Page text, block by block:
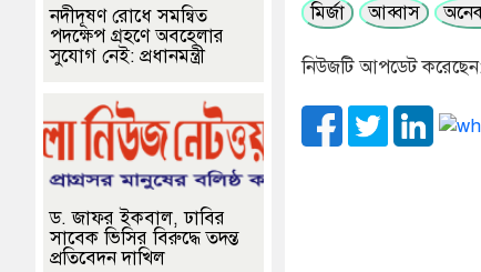
মির্জা
আব্বাস
নিউজটি আপডেট
নদীদূষণ রোধে সমন্বিত
পদক্ষেপ গ্রহণে অবহেলার
সুযোগ নেই: প্রধানমন্ত্রী
ড. জাফর ইকবাল, ঢাবির
সাবেক ভিসির বিরুদ্ধে তদন্ত
প্রতিবেদন দাখিল